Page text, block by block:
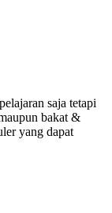
saja tetapi
bakat &
yang dapat